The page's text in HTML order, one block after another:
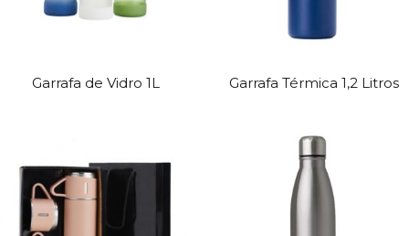
Garrafa de Vidro 1L Garrafa Térmica 1,2 Litros